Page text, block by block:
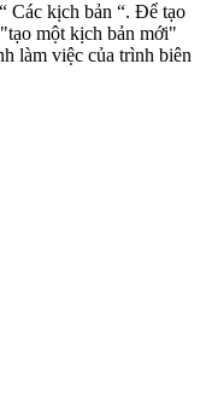
Các kịch bản “. Để tạo
một kịch bản mới"
làm việc của trình biên